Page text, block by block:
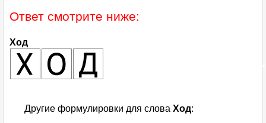
Ответ смотрите ниже:
Ход
Другие формулировки для слова Ход: